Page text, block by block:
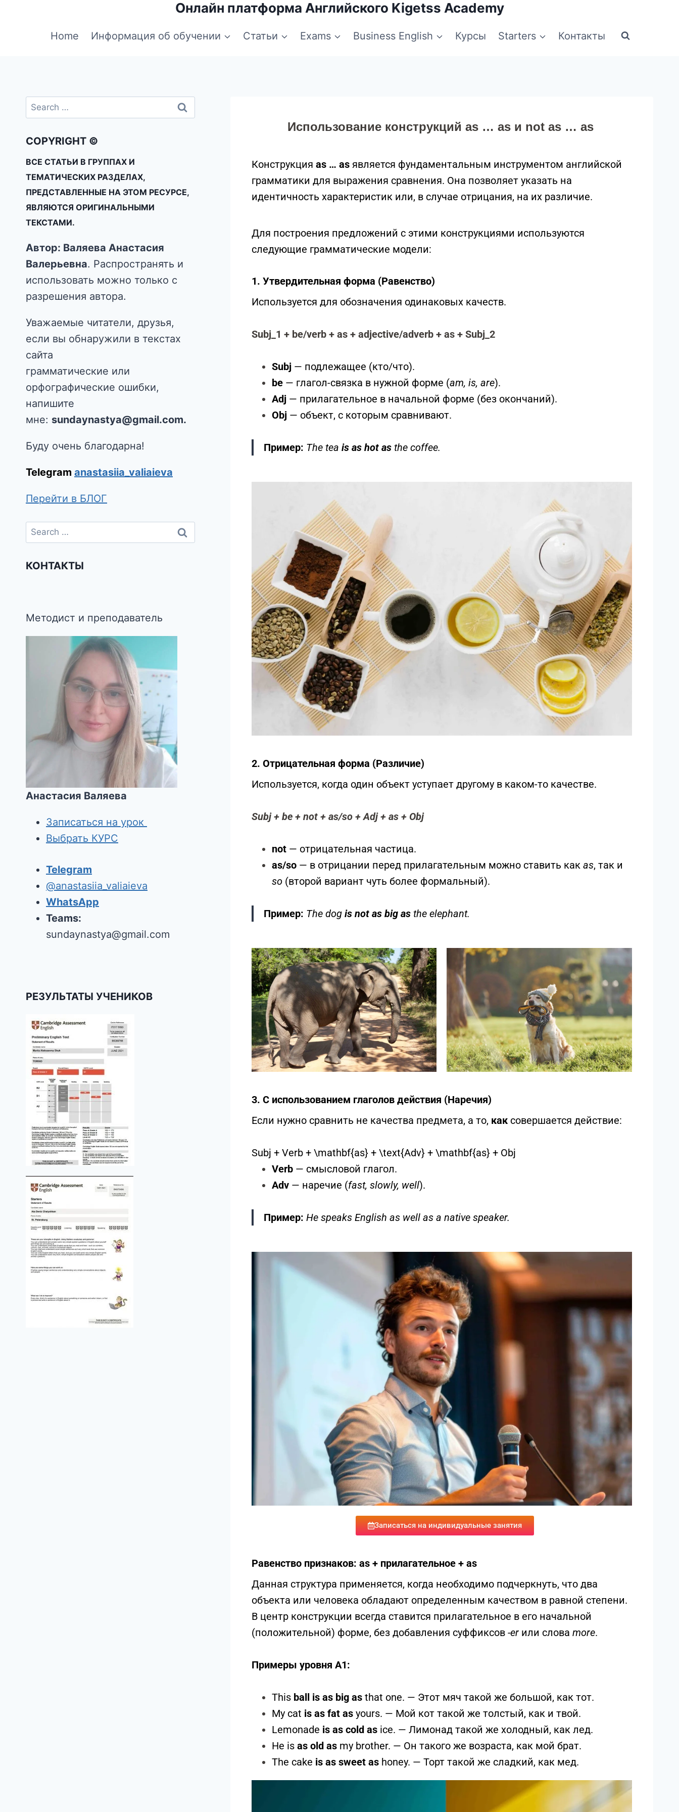
Онлайн платформа Английского Kigetss Academy
Home Информация об обучении Статьи Exams Business English Курсы Starters Контакты
Использование конструкций as … as и not as … as
Конструкция as … asявляется фундаментальным инструментом английской
грамматики для выражения сравнения. Она позволяет указать на
идентичность характеристик или, в случае отрицания, на их различие.
Для построения предложений с этими конструкциями используются
следующие грамматические модели:
1. Утвердительная форма (Равенство)
Используется для обозначения одинаковых качеств.
Subj_1 + be/verb + as + adjective/adverb + as + Subj_2
Subj— подлежащее (кто/что).
be— глагол-связка в нужной форме (am, is, are).
Adj— прилагательное в начальной форме (без окончаний).
Obj— объект, с которым сравнивают.
Пример: The tea is as hot asthe coffee.
2. Отрицательная форма (Различие)
Используется, когда один объект уступает другому в каком-то качестве.
Subj + be + not + as/so + Adj + as + Obj
not— отрицательная частица.
as/so— в отрицании перед прилагательным можно ставить как as, так и
so(второй вариант чуть более формальный).
Пример: The dogis not as big asthe elephant.
3. С использованием глаголов действия (Наречия)
Если нужно сравнить не качества предмета, а то, каксовершается действие:
Subj + Verb + \mathbf{as} + \text{Adv} + \mathbf{as} + Obj
Verb— смысловой глагол.
Adv— наречие (fast, slowly, well).
Пример: He speaks English as well as a native speaker.
Записаться на индивидуальные занятия
Равенство признаков: as + прилагательное + as
Данная структура применяется, когда необходимо подчеркнуть, что два
объекта или человека обладают определенным качеством в равной степени.
В центр конструкции всегда ставится прилагательное в его начальной
(положительной) форме, без добавления суффиксов -erили слова more.
Примеры уровня A1:
This ball is as big as that one. — Этот мяч такой же большой, как тот.
My cat is as fat as yours. — Мой кот такой же толстый, как и твой.
Lemonade is as cold asice. — Лимонад такой же холодный, как лед.
He is as old as my brother. — Он такого же возраста, как мой брат.
The cake is as sweet ashoney. — Торт такой же сладкий, как мед.
COPYRIGHT ©
ВСЕ СТАТЬИ В ГРУППАХ И
ТЕМАТИЧЕСКИХ РАЗДЕЛАХ,
ПРЕДСТАВЛЕННЫЕ НА ЭТОМ РЕСУРСЕ,
ЯВЛЯЮТСЯ ОРИГИНАЛЬНЫМИ
ТЕКСТАМИ.
Автор: Валяева Анастасия
Валерьевна. Распространять и
использовать можно только с
разрешения автора.
Уважаемые читатели, друзья,
если вы обнаружили в текстах
сайта
грамматические или
орфографические ошибки,
напишите
мне: sundaynastya@gmail.com.
Буду очень благодарна!
Telegram anastasiia_valiaieva
Перейти в БЛОГ
КОНТАКТЫ
Методист и преподаватель
Анастасия Валяева
Записаться на урок
Выбрать КУРС
Telegram
@anastasiia_valiaieva
WhatsApp
Teams:
sundaynastya@gmail.com
РЕЗУЛЬТАТЫ УЧЕНИКОВ